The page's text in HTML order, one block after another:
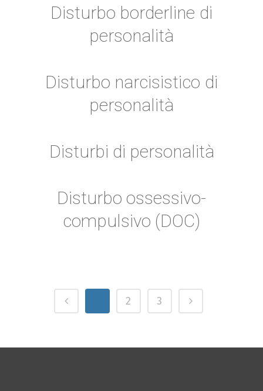
Disturbo borderline di
personalità
Disturbo narcisistico di
personalità
Disturbi di personalità
Disturbo ossessivo-
compulsivo (DOC)
2 3